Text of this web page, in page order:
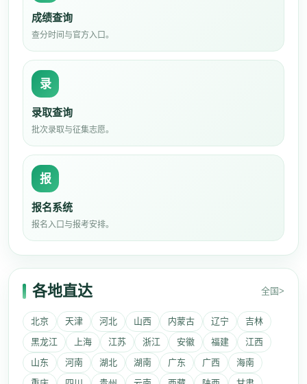
成绩查询
查分时间与官方入口。
录
录取查询
批次录取与征集志愿。
报
报名系统
报名入口与报考安排。
各地直达 全国>
北京 天津 河北 山西 内蒙古 辽宁
吉林
黑龙江
上海 江苏 浙江 安徽 福建
江西
山东
河南 湖北 湖南 广东 广西
海南